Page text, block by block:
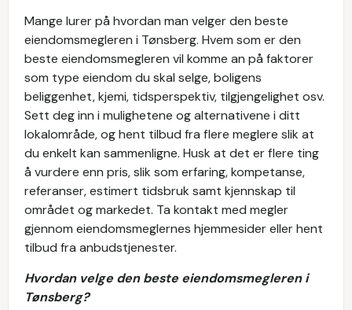
Mange lurer på hvordan man velger den beste
eiendomsmegleren i Tønsberg. Hvem som er den
beste eiendomsmegleren vil komme an på faktorer
som type eiendom du skal selge, boligens
beliggenhet, kjemi, tidsperspektiv, tilgjengelighet osv.
Sett deg inn i mulighetene og alternativene i ditt
lokalområde, og hent tilbud fra flere meglere slik at
du enkelt kan sammenligne. Husk at det er flere ting
å vurdere enn pris, slik som erfaring, kompetanse,
referanser, estimert tidsbruk samt kjennskap til
området og markedet. Ta kontakt med megler
gjennom eiendomsmeglernes hjemmesider eller hent
tilbud fra anbudstjenester.
Hvordan velge den beste eiendomsmegleren i
Tønsberg?